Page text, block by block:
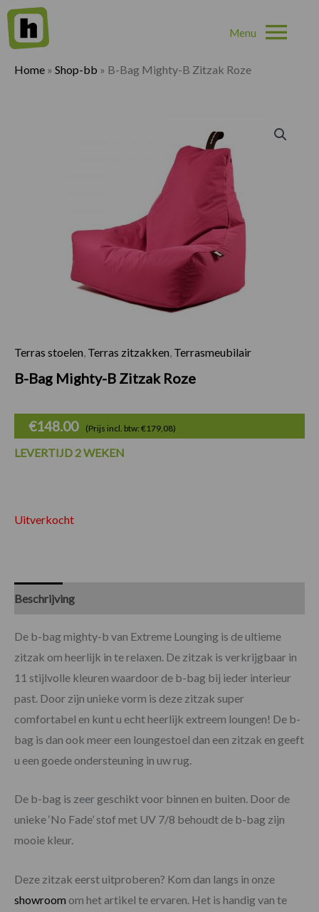
Home » Shop-bb » B-Bag Mighty-B Zitzak Roze
Terras stoelen Terras zitzakken Terrasmeubilair
B-Bag Mighty-B Zitzak Roze
€148.00 (Prijs incl. btw: €179,08)
LEVERTIJD 2 WEKEN
Uitverkocht
Beschrijving
De b-bag mighty-b van Extreme Lounging is de ultieme
zitzak om heerlijk in te relaxen. De zitzak is verkrijgbaar in
11 stijlvolle kleuren waardoor de b-bag bij ieder interieur
past. Door zijn unieke vorm is deze zitzak super
comfortabel en kunt u echt heerlijk extreem loungen! De b-
bag is dan ook meer een loungestoel dan een zitzak en geeft
u een goede ondersteuning in uw rug.
De b-bag is zeer geschikt voor binnen en buiten. Door de
unieke ‘No Fade’ stof met UV 7/8 behoudt de b-bag zijn
mooie kleur.
Deze zitzak eerst uitproberen? Kom dan langs in onze
showroom om het artikel te ervaren. Het is handig van te